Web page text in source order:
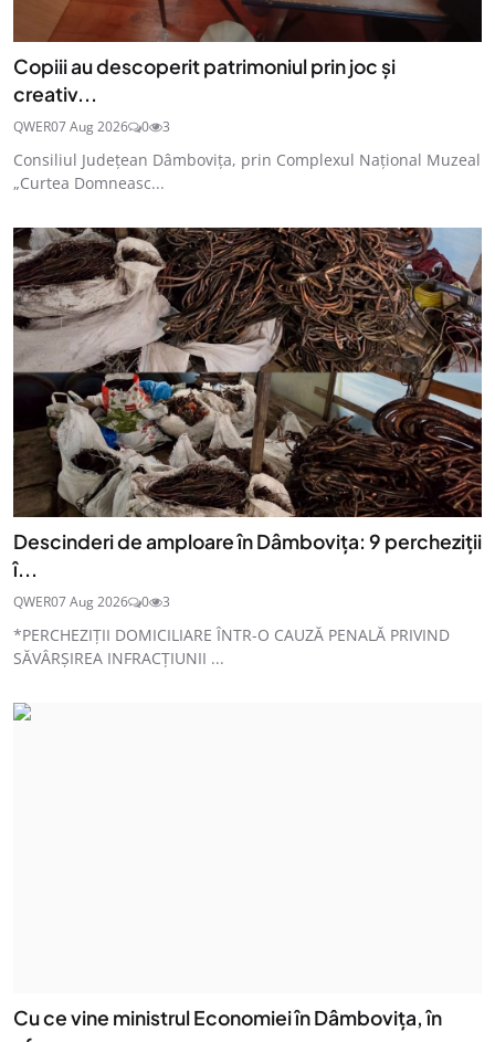
Copiii au descoperit patrimoniul prin joc și
creativ...
QWER07 Aug 2026 0 3
Consiliul Județean Dâmbovița, prin Complexul Național Muzeal
„Curtea Domneasc...
Descinderi de amploare în Dâmbovița: 9 percheziții
î...
QWER07 Aug 2026 0 3
*PERCHEZIȚII DOMICILIARE ÎNTR-O CAUZĂ PENALĂ PRIVIND
SĂVÂRȘIREA INFRACȚIUNII ...
Cu ce vine ministrul Economiei în Dâmbovița, în